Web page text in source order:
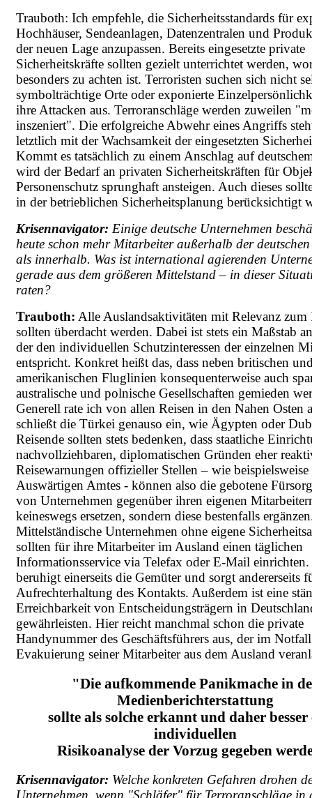
Trauboth: Ich empfehle, die Sicherheitsstandards für
Hochhäuser, Sendeanlagen, Datenzentralen und
der neuen Lage anzupassen. Bereits eingesetzte private
Sicherheitskräfte sollten gezielt unterrichtet werden,
besonders zu achten ist. Terroristen suchen sich nicht
symbolträchtige Orte oder exponierte
ihre Attacken aus. Terroranschläge werden zuweilen
inszeniert". Die erfolgreiche Abwehr eines Angriffs
letztlich mit der Wachsamkeit der eingesetzten
Kommt es tatsächlich zu einem Anschlag auf
wird der Bedarf an privaten Sicherheitskräften für
Personenschutz sprunghaft ansteigen. Auch dieses
in der betrieblichen Sicherheitsplanung berücksichtigt
Krisennavigator: Einige deutsche Unternehmen
heute schon mehr Mitarbeiter außerhalb der deutschen
als innerhalb. Was ist international agierenden
gerade aus dem größeren Mittelstand – in dieser
raten?
Trauboth: Alle Auslandsaktivitäten mit Relevanz
sollten überdacht werden. Dabei ist stets ein Maßstab
der den individuellen Schutzinteressen der einzelnen
entspricht. Konkret heißt das, dass neben britischen
amerikanischen Fluglinien konsequenterweise auch
australische und polnische Gesellschaften gemieden
Generell rate ich von allen Reisen in den Nahen Osten
schließt die Türkei genauso ein, wie Ägypten oder
Reisende sollten stets bedenken, dass staatliche
nachvollziehbaren, diplomatischen Gründen eher
Reisewarnungen offizieller Stellen – wie beispielsweise
Auswärtigen Amtes - können also die gebotene
von Unternehmen gegenüber ihren eigenen
keineswegs ersetzen, sondern diese bestenfalls
Mittelständische Unternehmen ohne eigene
sollten für ihre Mitarbeiter im Ausland einen täglichen
Informationsservice via Telefax oder E-Mail einrichten.
beruhigt einerseits die Gemüter und sorgt andererseits
Aufrechterhaltung des Kontakts. Außerdem ist eine
Erreichbarkeit von Entscheidungsträgern in
gewährleisten. Hier reicht manchmal schon die private
Handynummer des Geschäftsführers aus, der im
Evakuierung seiner Mitarbeiter aus dem Ausland
"Die aufkommende Panikmache in
Medienberichterstattung
sollte als solche erkannt und daher besser
individuellen
Risikoanalyse der Vorzug gegeben
Krisennavigator: Welche konkreten Gefahren drohen
Unternehmen, wenn "Schläfer" für Terroranschläge in